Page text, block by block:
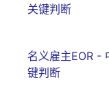
关键判断
名义雇主EOR -
键判断